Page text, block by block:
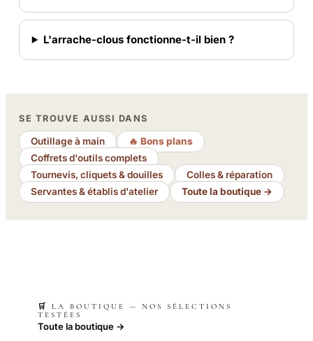
L'arrache-clous fonctionne-t-il bien ?
SE TROUVE AUSSI DANS
Outillage à main
🔥 Bons plans
Coffrets d'outils complets
Tournevis, cliquets & douilles
Colles & réparation
Servantes & établis d'atelier
Toute la boutique →
🛒 LA BOUTIQUE — NOS SÉLECTIONS
TESTÉES
Toute la boutique →